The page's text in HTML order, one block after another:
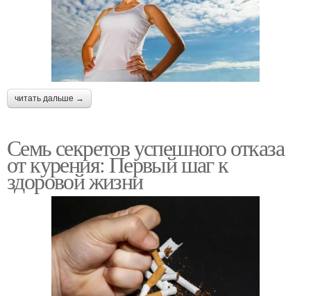
читать дальше →
Семь секретов успешного отказа
от курения: Первый шаг к
здоровой жизни